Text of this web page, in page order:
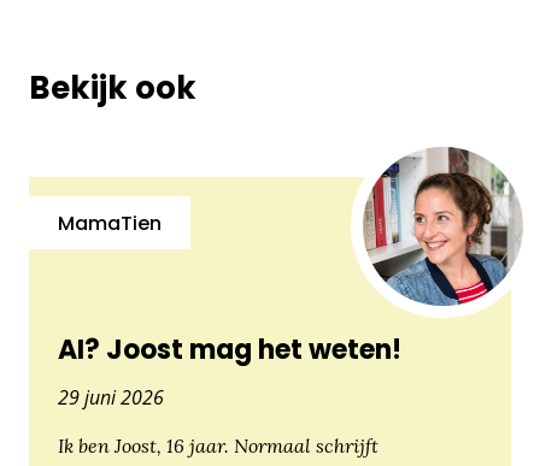
Bekijk ook
AI? Joost mag het weten!
MamaTien
29 juni 2026
Ik ben Joost, 16 jaar. Normaal schrijft